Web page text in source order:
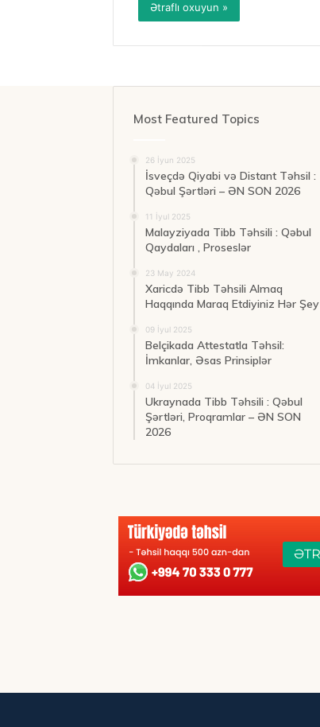
Ətraflı oxuyun »
Most Featured Topics
26 İyun 2025
İsveçdə Qiyabi və Distant Təhsil :
Qəbul Şərtləri – ƏN SON 2026
11 İyul 2025
Malayziyada Tibb Təhsili : Qəbul
Qaydaları , Proseslər
23 May 2024
Xaricdə Tibb Təhsili Almaq
Haqqında Maraq Etdiyiniz Hər Şey
09 İyul 2025
Belçikada Attestatla Təhsil:
İmkanlar, Əsas Prinsiplər
04 İyul 2025
Ukraynada Tibb Təhsili : Qəbul
Şərtləri, Proqramlar – ƏN SON
2026